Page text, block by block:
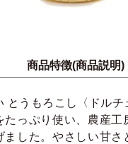
商品特徴(商品説明)
とうもろこし〈ドルチ
たっぷり使い、農産工
ました。やさしい甘さ